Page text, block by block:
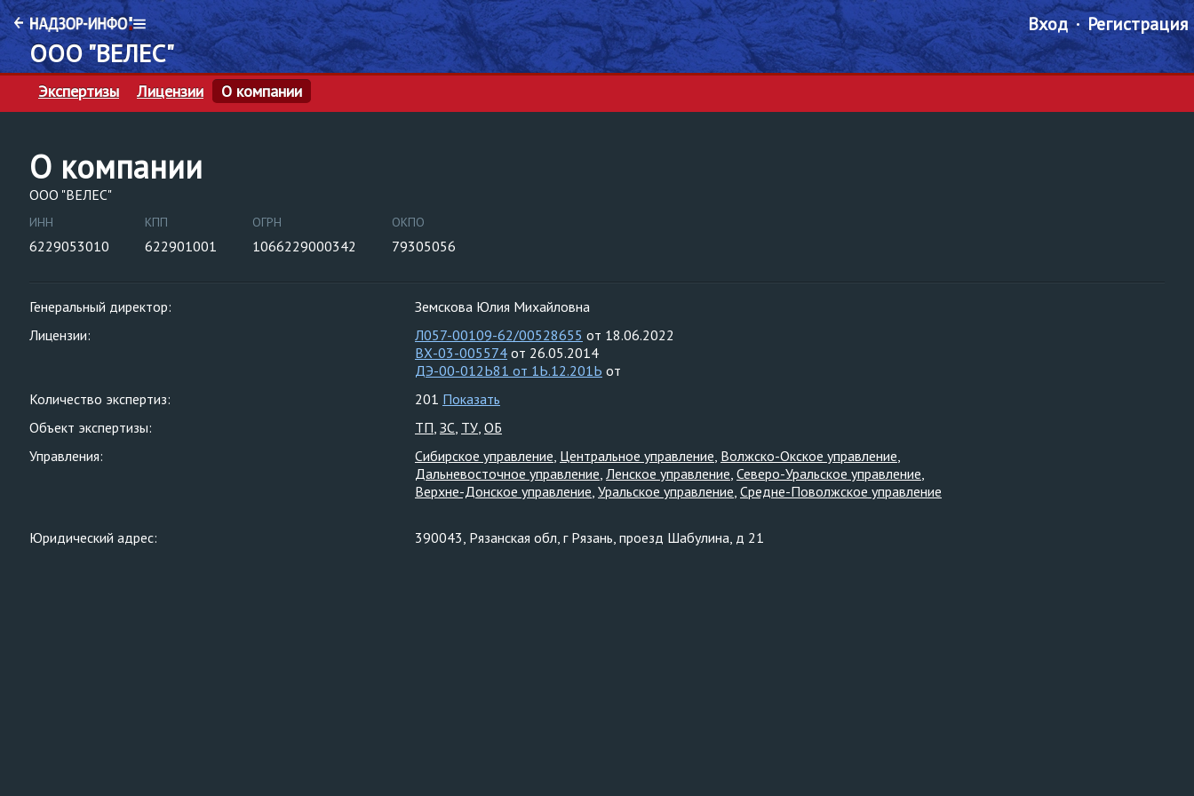
ООО "ВЕЛЕС"
Вход Регистрация
Экспертизы Лицензии О компании
О компании
ООО "ВЕЛЕС"
ИНН
6229053010
КПП
622901001
ОГРН
1066229000342
ОКПО
79305056
Генеральный директор:
Земскова Юлия Михайловна
Лицензии:
Л057-00109-62/00528655 от 18.06.2022
ВХ-03-005574 от 26.05.2014
ДЭ-00-012Ь81 от 1Ь.12.201Ь от
Количество экспертиз:
201 Показать
Объект экспертизы:
ТП ЗС ТУ ОБ
Управления:
Сибирское управление Центральное управление Волжско-Окское управление
Дальневосточное управление Ленское управление Северо-Уральское управление
Верхне-Донское управление Уральское управление Средне-Поволжское управление
Юридический адрес: 390043, Рязанская обл, г Рязань, проезд Шабулина, д 21